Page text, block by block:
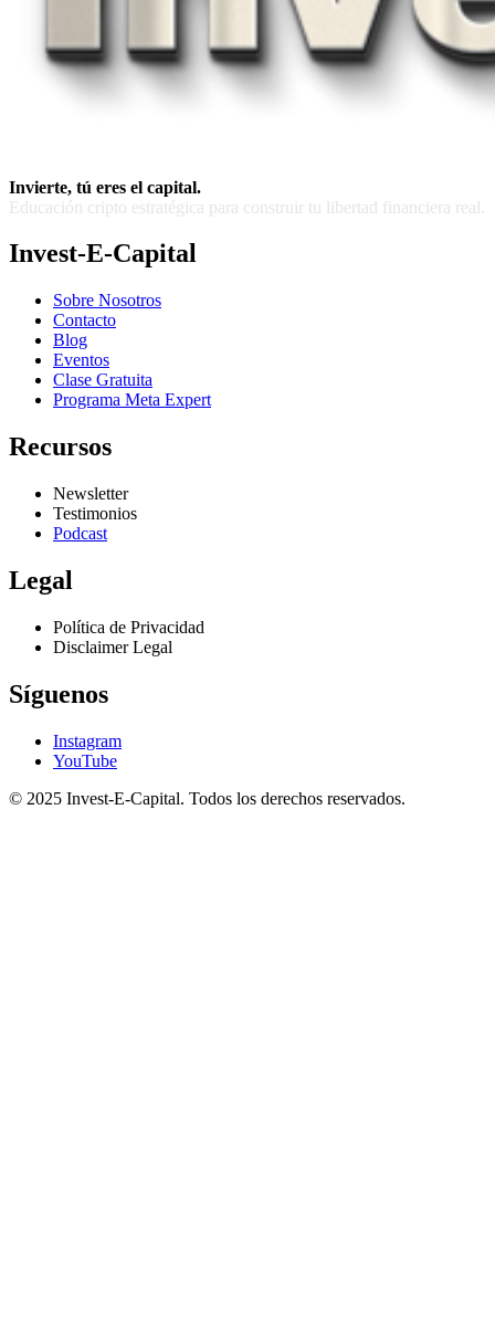
Invierte, tú eres el capital.
Educación cripto estratégica para construir tu libertad financiera real.
Invest-E-Capital
Sobre Nosotros
Contacto
Blog
Eventos
Clase Gratuita
Programa Meta Expert
Recursos
Newsletter
Testimonios
Podcast
Legal
Política de Privacidad
Disclaimer Legal
Síguenos
Instagram
YouTube
© 2025 Invest-E-Capital. Todos los derechos reservados.